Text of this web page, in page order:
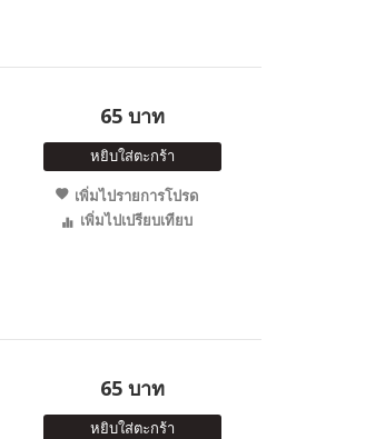
65 บาท
หยิบใส่ตะกร้า
เพิ่มไปรายการโปรด
เพิ่มไปเปรียบเทียบ
65 บาท
หยิบใส่ตะกร้า